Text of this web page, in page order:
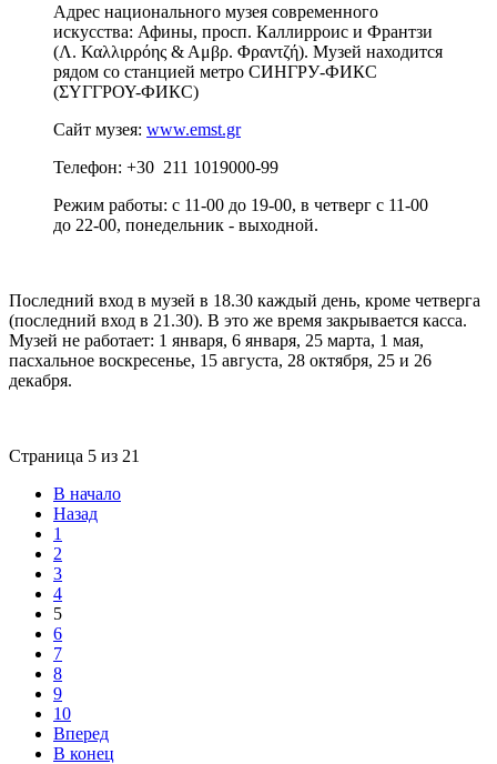
Адрес национального музея современного
искусства: Афины, просп. Каллирроис и Франтзи
(Λ. Καλλιρρόης & Αμβρ. Φραντζή). Музей находится
рядом со станцией метро СИНГРУ-ФИКС
(ΣΥΓΓΡΟΥ-ФИКС)
Сайт музея: www.emst.gr
Телефон: +30 211 1019000-99
Режим работы: с 11-00 до 19-00, в четверг с 11-00
до 22-00, понедельник - выходной.
Последний вход в музей в 18.30 каждый день, кроме четверга
(последний вход в 21.30). В это же время закрывается касса.
Музей не работает: 1 января, 6 января, 25 марта, 1 мая,
пасхальное воскресенье, 15 августа, 28 октября, 25 и 26
декабря.
Страница 5 из 21
В начало
Назад
1
2
3
4
5
6
7
8
9
10
Вперед
В конец